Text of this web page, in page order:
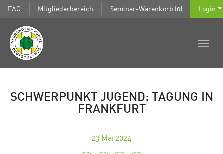
FAQ Mitgliederbereich Seminar-Warenkorb (0) Login
SCHWERPUNKT JUGEND: TAGUNG IN
FRANKFURT
23 Mai 2024